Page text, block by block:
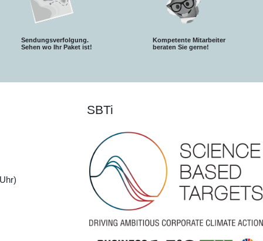
Sendungsverfolgung.
Sehen wo Ihr Paket ist!
Kompetente Mitarbeiter
beraten Sie gerne!
SBTi